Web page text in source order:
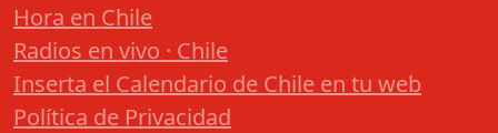
Hora en Chile
Radios en vivo · Chile
Inserta el Calendario de Chile en tu web
Política de Privacidad